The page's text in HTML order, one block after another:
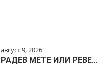
август 9, 2026
РАДЕВ МЕТЕ ИЛИ РЕВЕ…